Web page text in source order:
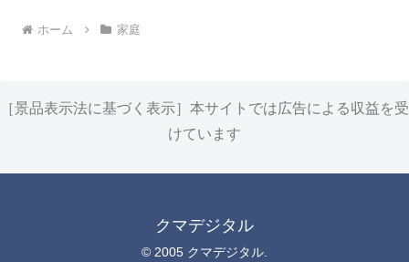
ホーム 家庭
［景品表示法に基づく表示］本サイトでは広告による収益を受
けています
クマデジタル
© 2005 クマデジタル.